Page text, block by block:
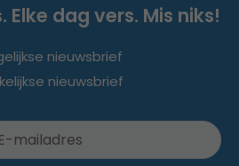
dag vers. Mis niks!
nieuwsbrief
nieuwsbrief